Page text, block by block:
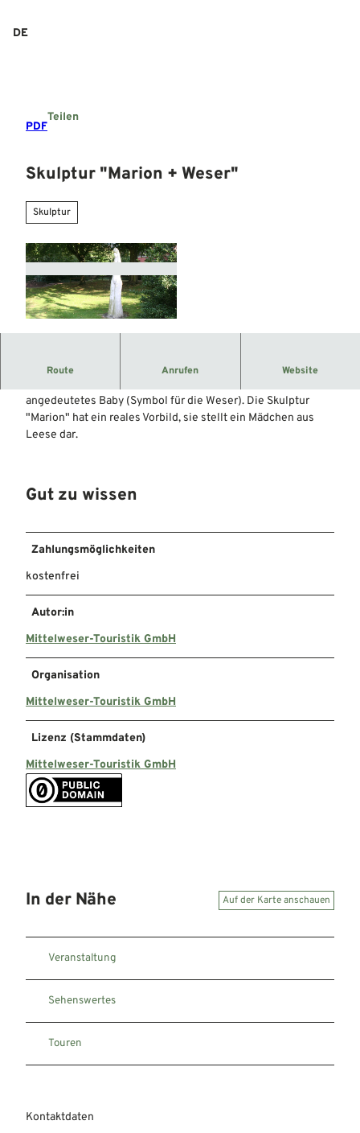
DE
PDF
Teilen
Skulptur "Marion + Weser"
Skulptur
Route Anrufen Website
Stefan Gesa (Leese/Nienburg), 1976, Stein
angedeutetes Baby (Symbol für die Weser). Die Skulptur
"Marion" hat ein reales Vorbild, sie stellt ein Mädchen aus
Leese dar.
Gut zu wissen
Zahlungsmöglichkeiten
kostenfrei
Autor:in
Mittelweser-Touristik GmbH
Organisation
Mittelweser-Touristik GmbH
Lizenz (Stammdaten)
Mittelweser-Touristik GmbH
In der Nähe Auf der Karte anschauen
Veranstaltung
Sehenswertes
Touren
Kontaktdaten